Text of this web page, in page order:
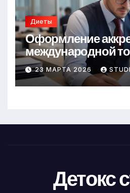
Диеты
Оформление
международной
23 МАРТА 2026
Детокс